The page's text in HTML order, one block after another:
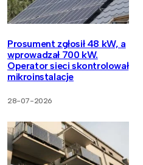
Prosument zgłosił 48 kW, a
wprowadzał 700 kW.
Operator sieci skontrolował
mikroinstalacje
28-07-2026